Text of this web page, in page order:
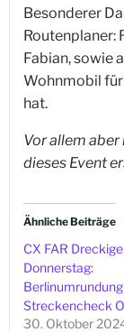
Besonderer
Routenplaner:
Fabian, sowie
Wohnmobil für
hat.
Vor allem aber
dieses Event
Ähnliche Beiträge
CX FAR
Donnerstag:
Berlinumrundung
Streckencheck
30. Oktober